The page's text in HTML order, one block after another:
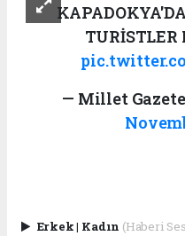
— Millet
Erkek| Kadın (Haberi